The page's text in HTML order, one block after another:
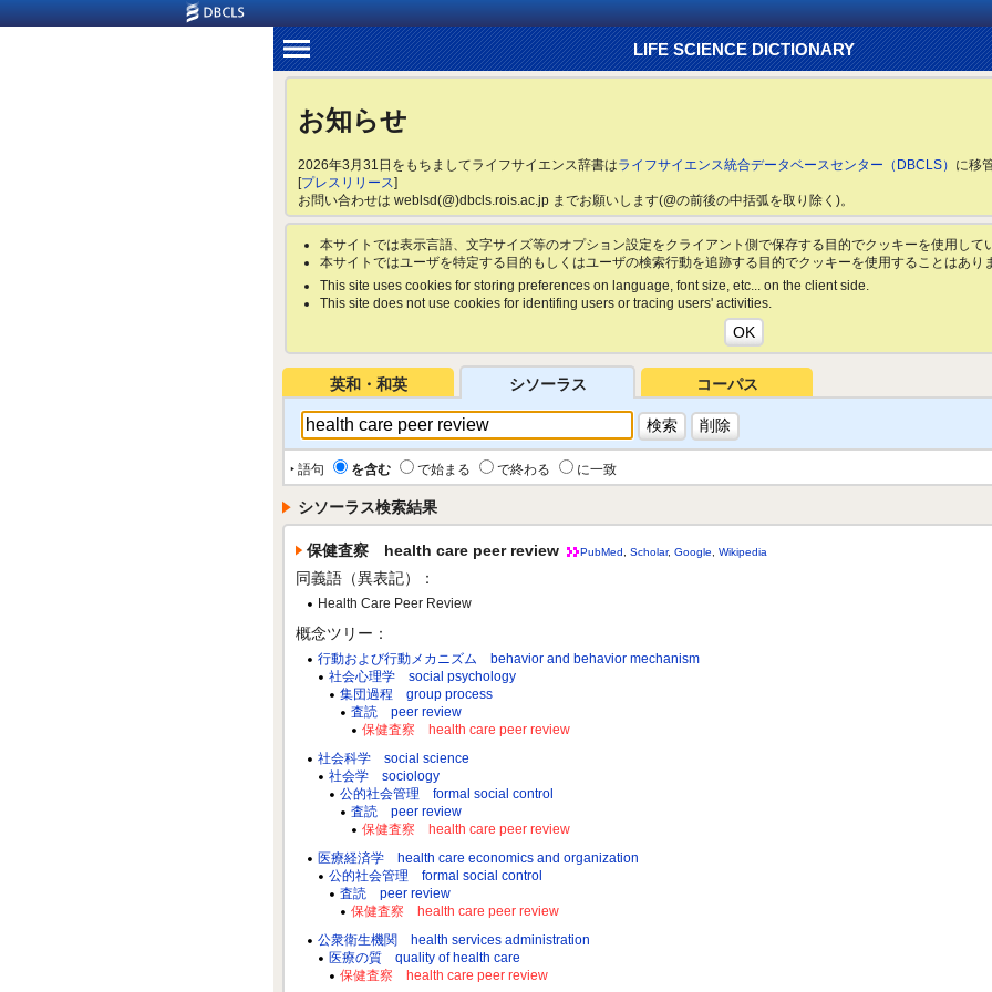
LIFE SCIENCE DICTIONARY
お知らせ
2026年3月31日をもちましてライフサイエンス辞書はライフサイエンス統合データベースセンター（DBCLS） に移
[プレスリリース]
お問い合わせは weblsd(@)dbcls.rois.ac.jp までお願いします(@の前後の中括弧を取り除く)。
本サイトでは表示言語、文字サイズ等のオプション設定をクライアント側で保存する目的でクッキーを使用して
本サイトではユーザを特定する目的もしくはユーザの検索行動を追跡する目的でクッキーを使用することはあり
This site uses cookies for storing preferences on language, font size, etc... on the client side.
This site does not use cookies for identifing users or tracing users' activities.
英和・和英 シソーラス コーパス
‣ 語句 を含む で始まる で終わる
に一致
シソーラス検索結果
保健査察 health care peer review PubMed Scholar, Google Wikipedia
同義語（異表記）：
Health Care Peer Review
概念ツリー：
行動および行動メカニズム behavior and behavior mechanism
社会心理学 social psychology
集団過程 group process
査読 peer review
保健査察 health care peer review
社会科学 social science
社会学 sociology
公的社会管理 formal social control
査読 peer review
保健査察 health care peer review
医療経済学 health care economics and organization
公的社会管理 formal social control
査読 peer review
保健査察 health care peer review
公衆衛生機関 health services administration
医療の質 quality of health care
保健査察 health care peer review